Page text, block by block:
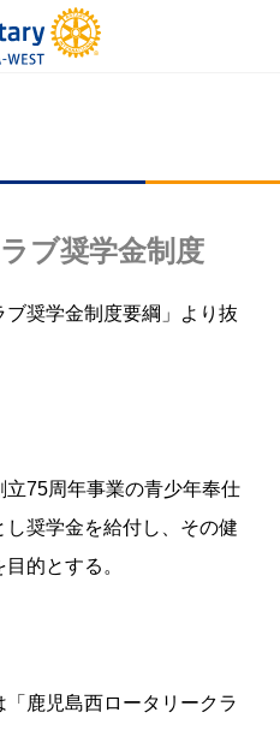
ブ奨学金制度
ブ奨学金制度要綱」より抜
75周年事業の青少年奉仕
奨学金を給付し、その健
的とする。
鹿児島西ロータリークラ